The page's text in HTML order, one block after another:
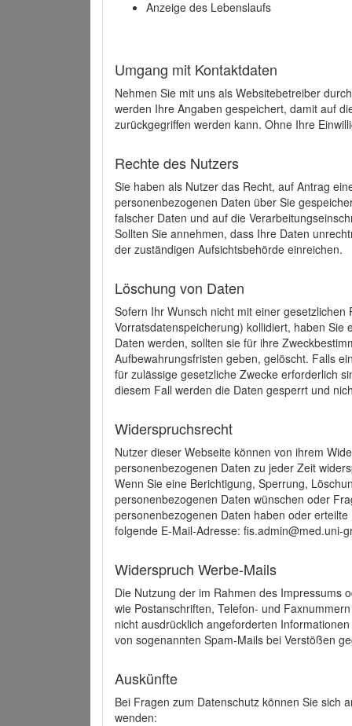
Anzeige des Lebenslaufs
Umgang mit Kontaktdaten
Nehmen Sie mit uns als Websitebetreiber
werden Ihre Angaben gespeichert, damit auf
zurückgegriffen werden kann. Ohne Ihre
Rechte des Nutzers
Sie haben als Nutzer das Recht, auf Antrag
personenbezogenen Daten über Sie
falscher Daten und auf die
Sollten Sie annehmen, dass Ihre Daten
der zuständigen Aufsichtsbehörde einreichen.
Löschung von Daten
Sofern Ihr Wunsch nicht mit einer
Vorratsdatenspeicherung) kollidiert, haben
Daten werden, sollten sie für ihre
Aufbewahrungsfristen geben, gelöscht. Falls
für zulässige gesetzliche Zwecke erforderlich
diesem Fall werden die Daten gesperrt und
Widerspruchsrecht
Nutzer dieser Webseite können von ihrem
personenbezogenen Daten zu jeder Zeit
Wenn Sie eine Berichtigung, Sperrung,
personenbezogenen Daten wünschen oder
personenbezogenen Daten haben oder
folgende E-Mail-Adresse: fis.admin@med.uni-
Widerspruch Werbe-Mails
Die Nutzung der im Rahmen des Impressums
wie Postanschriften, Telefon- und
nicht ausdrücklich angeforderten
von sogenannten Spam-Mails bei Verstößen
Auskünfte
Bei Fragen zum Datenschutz können Sie sich
wenden: